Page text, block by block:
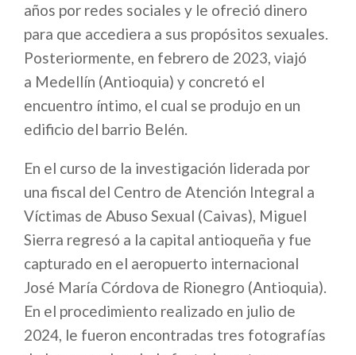
años por redes sociales y le ofreció dinero
para que accediera a sus propósitos sexuales.
Posteriormente, en febrero de 2023, viajó
a Medellín (Antioquia) y concretó el
encuentro íntimo, el cual se produjo en un
edificio del barrio Belén.
En el curso de la investigación liderada por
una fiscal del Centro de Atención Integral a
Víctimas de Abuso Sexual (Caivas), Miguel
Sierra regresó a la capital antioqueña y fue
capturado en el aeropuerto internacional
José María Córdova de Rionegro (Antioquia).
En el procedimiento realizado en julio de
2024, le fueron encontradas tres fotografías